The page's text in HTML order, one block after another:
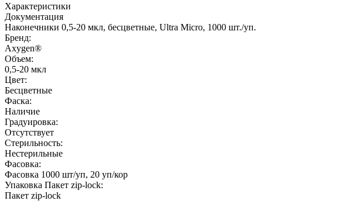
Характеристики
Документация
Наконечники 0,5-20 мкл, бесцветные, Ultra Micro, 1000 шт./уп.
Бренд:
Axygen®
Объем:
0,5-20 мкл
Цвет:
Бесцветные
Фаска:
Наличие
Градуировка:
Отсутствует
Стерильность:
Нестерильные
Фасовка:
Фасовка 1000 шт/уп, 20 уп/кор
Упаковка Пакет zip-lock:
Пакет zip-lock